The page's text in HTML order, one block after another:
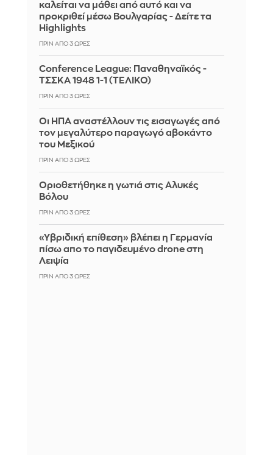
καλείται να μάθει από αυτό και να
προκριθεί μέσω Βουλγαρίας - Δείτε τα
Highlights
ΠΡΙΝ ΑΠΌ 3 ΏΡΕΣ
Conference League: Παναθηναϊκός -
ΤΣΣΚΑ 1948 1-1 (ΤΕΛΙΚΟ)
ΠΡΙΝ ΑΠΌ 3 ΏΡΕΣ
Οι ΗΠΑ αναστέλλουν τις εισαγωγές από
τον μεγαλύτερο παραγωγό αβοκάντο
του Μεξικού
ΠΡΙΝ ΑΠΌ 3 ΏΡΕΣ
Οριοθετήθηκε η γωτιά στις Αλυκές
Βόλου
ΠΡΙΝ ΑΠΌ 3 ΏΡΕΣ
«Υβριδική επίθεση» βλέπει η Γερμανία
πίσω απο το παγιδευμένο drone στη
Λειψία
ΠΡΙΝ ΑΠΌ 3 ΏΡΕΣ